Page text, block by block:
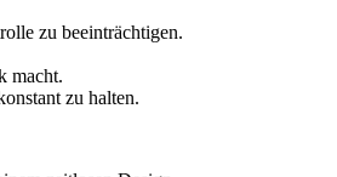
zu beeinträchtigen.
macht.
zu halten.